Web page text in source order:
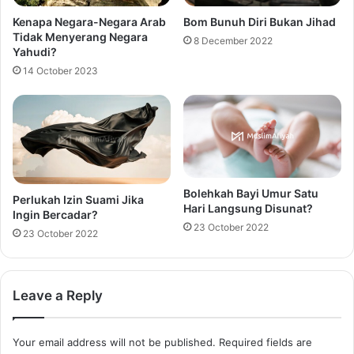
Kenapa Negara-Negara Arab
Tidak Menyerang Negara
Yahudi?
14 October 2023
Bom Bunuh Diri Bukan Jihad
8 December 2022
Perlukah Izin Suami Jika
Ingin Bercadar?
23 October 2022
Bolehkah Bayi Umur Satu
Hari Langsung Disunat?
23 October 2022
Leave a Reply
Your email address will not be published. Required fields are